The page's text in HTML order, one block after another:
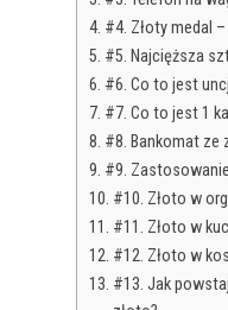
#4. Złoty medal
#5. Najcięższa
#6. Co to jest
#7. Co to jest 1
#8. Bankomat ze
#9.
#10. Złoto w
#11. Złoto w
#12. Złoto w
#13. Jak